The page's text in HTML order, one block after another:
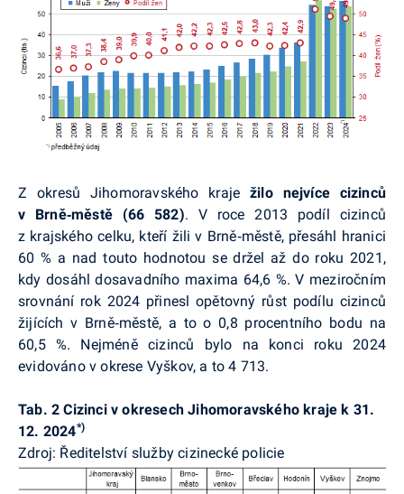
Z okresů Jihomoravského kraje žilo nejvíce cizinců
v Brně‑městě (66 582). V roce 2013 podíl cizinců
z krajského celku, kteří žili v Brně‑městě, přesáhl hranici
60 % a nad touto hodnotou se držel až do roku 2021,
kdy dosáhl dosavadního maxima 64,6 %. V meziročním
srovnání rok 2024 přinesl opětovný růst podílu cizinců
žijících v Brně‑městě, a to o 0,8 procentního bodu na
60,5 %. Nejméně cizinců bylo na konci roku 2024
evidováno v okrese Vyškov, a to 4 713.
Tab. 2 Cizinci v okresech Jihomoravského kraje k 31.
12. 2024*)
Zdroj: Ředitelství služby cizinecké policie